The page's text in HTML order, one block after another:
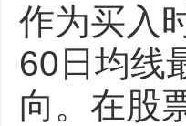
作为买
60日均线
向。在股